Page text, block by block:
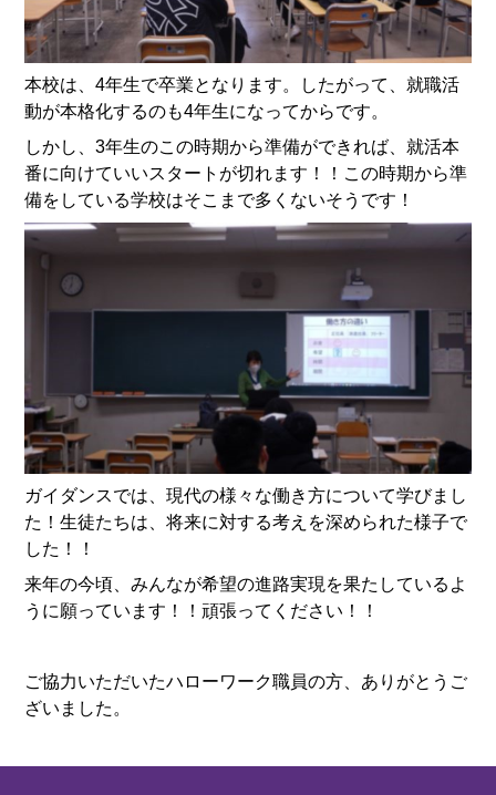
本校は、4年生で卒業となります。したがって、就職活
動が本格化するのも4年生になってからです。
しかし、3年生のこの時期から準備ができれば、就活本
番に向けていいスタートが切れます！！この時期から準
備をしている学校はそこまで多くないそうです！
ガイダンスでは、現代の様々な働き方について学びまし
た！生徒たちは、将来に対する考えを深められた様子で
した！！
来年の今頃、みんなが希望の進路実現を果たしているよ
うに願っています！！頑張ってください！！
ご協力いただいたハローワーク職員の方、ありがとうご
ざいました。